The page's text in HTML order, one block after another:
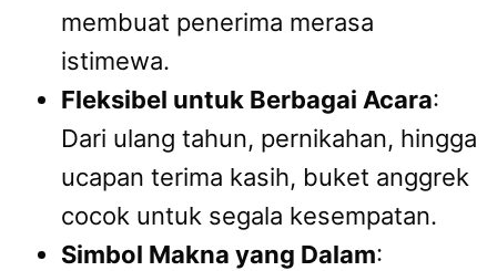
membuat penerima merasa
istimewa.
Fleksibel untuk Berbagai Acara:
Dari ulang tahun, pernikahan, hingga
ucapan terima kasih, buket anggrek
cocok untuk segala kesempatan.
Simbol Makna yang Dalam: